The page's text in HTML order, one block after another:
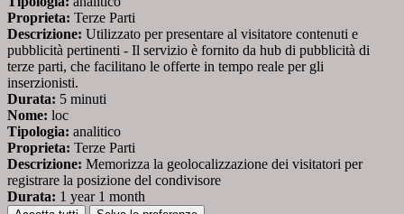
Proprieta: Terze Parti
Descrizione: Utilizzato per presentare al visitatore contenuti e
pubblicità pertinenti - Il servizio è fornito da hub di pubblicità di
terze parti, che facilitano le offerte in tempo reale per gli
inserzionisti.
Durata: 5 minuti
Nome: loc
Tipologia: analitico
Proprieta: Terze Parti
Descrizione: Memorizza la geolocalizzazione dei visitatori per
registrare la posizione del condivisore
Durata: 1 year 1 month